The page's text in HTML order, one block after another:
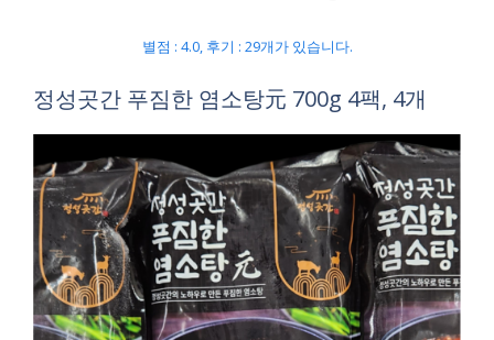
별점 : 4.0, 후기 : 29개가 있습니다.
정성곳간 푸짐한 염소탕元 700g 4팩, 4개